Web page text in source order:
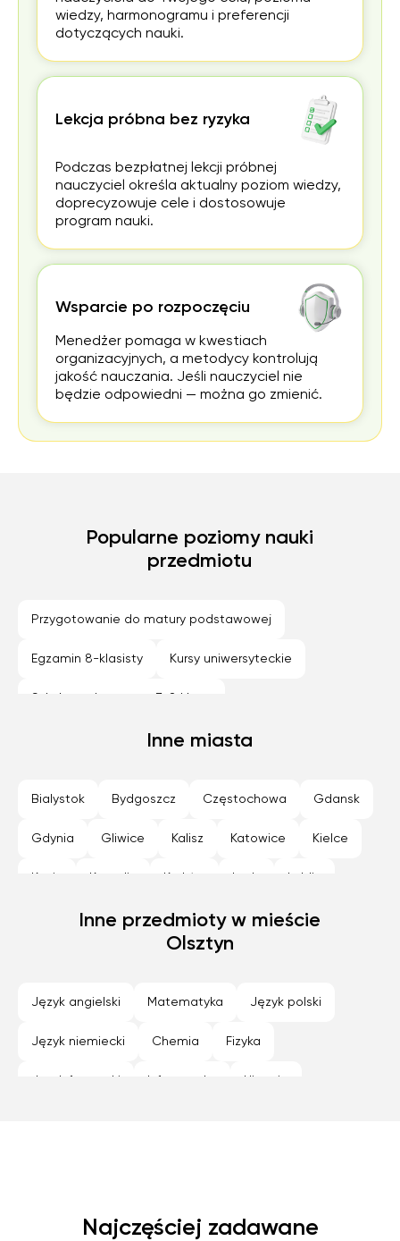
wiedzy, harmonogramu i preferencji
dotyczących nauki.
Lekcja próbna bez ryzyka
Podczas bezpłatnej lekcji próbnej
nauczyciel określa aktualny poziom wiedzy,
doprecyzowuje cele i dostosowuje
program nauki.
Wsparcie po rozpoczęciu
Menedżer pomaga w kwestiach
organizacyjnych, a metodycy kontrolują
jakość nauczania. Jeśli nauczyciel nie
będzie odpowiedni — można go zmienić.
Popularne poziomy nauki
przedmiotu
Przygotowanie do matury podstawowej
Egzamin 8-klasisty Kursy uniwersyteckie
Szkoła podstawowa 7-8 klasa
Technikum (profil podstawowy)
Inne miasta
Bialystok Bydgoszcz Częstochowa Gdansk
Gdynia Gliwice Kalisz Katowice Kielce
Konin Koszalin Kraków Lodz Lublin
Nowy Sącz Olsztyn Opole Płock Poznan
Rzeszów
Sosnowiec Szczecin Tarnów Toruń
Warszawa Wroclaw Zabrze
Zielona Góra
Inne przedmioty w mieście
Olsztyn
Język angielski Matematyka Język polski
Język niemiecki Chemia Fizyka
Język francuski Informatyka Historia
Najczęściej zadawane